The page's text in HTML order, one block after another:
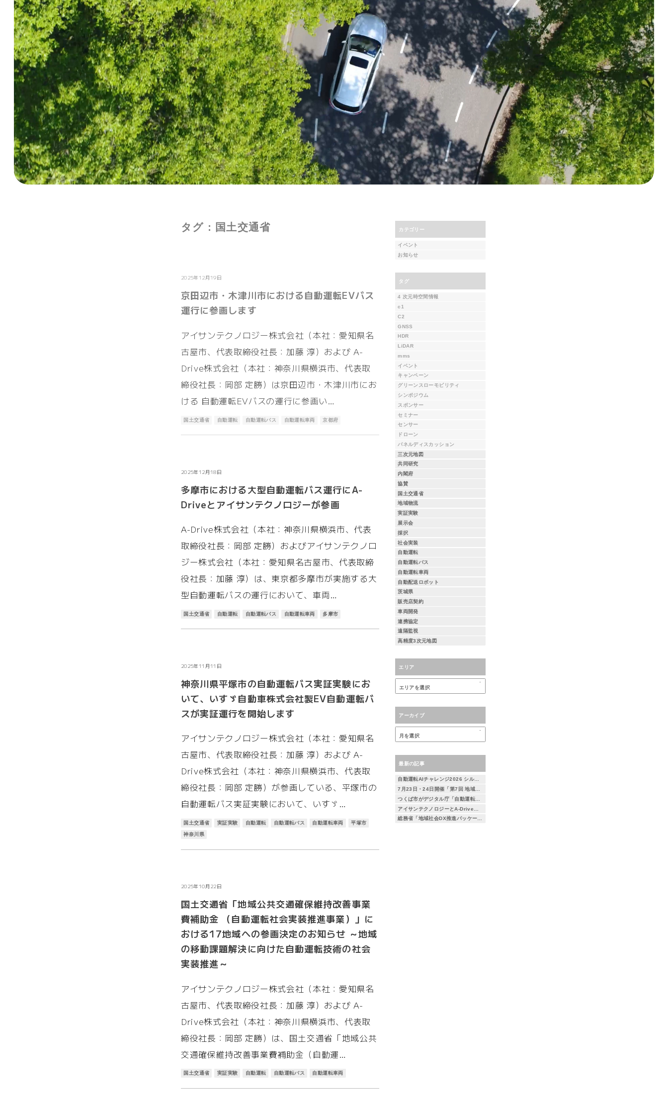
タグ : 国土交通省
2025年12月19日
京田辺市・木津川市における自動運転EVバス
運行に参画します
アイサンテクノロジー株式会社（本社：愛知県名
古屋市、代表取締役社長：加藤 淳）および A-
Drive株式会社（本社：神奈川県横浜市、代表取
締役社長：岡部 定勝）は京田辺市・木津川市にお
ける 自動運転EVバスの運行に参画い…
国土交通省 自動運転 自動運転バス 自動運転車両 京都府
2025年12月18日
多摩市における大型自動運転バス運行にA-
Driveとアイサンテクノロジーが参画
A-Drive株式会社（本社：神奈川県横浜市、代表
取締役社長：岡部 定勝）およびアイサンテクノロ
ジー株式会社（本社：愛知県名古屋市、代表取締
役社長：加藤 淳）は、東京都多摩市が実施する大
型自動運転バスの運行において、車両…
国土交通省 自動運転 自動運転バス 自動運転車両 多摩市
2025年11月11日
神奈川県平塚市の自動運転バス実証実験にお
いて、いすゞ自動車株式会社製EV自動運転バ
スが実証運行を開始します
アイサンテクノロジー株式会社（本社：愛知県名
古屋市、代表取締役社長：加藤 淳）および A-
Drive株式会社（本社：神奈川県横浜市、代表取
締役社長：岡部 定勝）が参画している、平塚市の
自動運転バス実証実験において、いすゞ…
国土交通省 実証実験 自動運転 自動運転バス 自動運転車両 平塚市
神奈川県
2025年10月22日
国土交通省「地域公共交通確保維持改善事業
費補助金 （自動運転社会実装推進事業）」に
おける17地域への参画決定のお知らせ ～地域
の移動課題解決に向けた自動運転技術の社会
実装推進～
アイサンテクノロジー株式会社（本社：愛知県名
古屋市、代表取締役社長：加藤 淳）および A-
Drive株式会社（本社：神奈川県横浜市、代表取
締役社長：岡部 定勝）は、国土交通省「地域公共
交通確保維持改善事業費補助金（自動運…
国土交通省 実証実験 自動運転 自動運転バス 自動運転車両
カテゴリー
イベント
お知らせ
タグ
4 次元時空間情報
c1
C2
GNSS
HDR
LiDAR
mms
イベント
キャンペーン
グリーンスローモビリティ
シンポジウム
スポンサー
セミナー
センサー
ドローン
パネルディスカッション
三次元地図
共同研究
内閣府
協賛
国土交通省
地域物流
実証実験
展示会
採択
社会実装
自動運転
自動運転バス
自動運転車両
自動配送ロボット
茨城県
販売店契約
車両開発
連携協定
遠隔監視
高精度3次元地図
エリア
アーカイブ
最新の記事
自動運転AIチャレンジ2026 シルバースポンサーとして協賛します
総務省「地域社会DX推進パッケージ事業」に採択 京都府精華町における自動運転レベル4の取り組みに参画 ― 通信とAIを活用した遠隔監視による安全性・経済性の検証を実施 ―